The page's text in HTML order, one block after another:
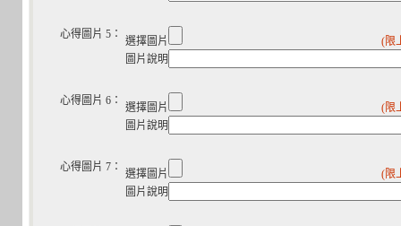
心得圖片 5：
選擇圖片
(限
圖片說明
心得圖片 6：
選擇圖片
(限
圖片說明
心得圖片 7：
選擇圖片
(限
圖片說明